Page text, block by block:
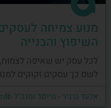
מנוע צמיחה
השיפוץ והבנייה
לכל עסק יש שאיפה
לשם כך עסקים זקוקים
אלעד גרגיר - מייסד ומנכ"ל arcdb